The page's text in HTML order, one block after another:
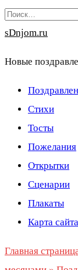
Перейти
к
Search
for:
sDnjom.ru
Новые
Стихи
Тосты
Пожелания
Открытки
Сценарии
Плакаты
Карта сайта
Главная